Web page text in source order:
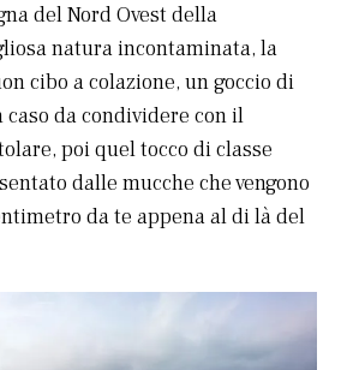
del Nord Ovest della
natura incontaminata, la
cibo a colazione, un goccio di
caso da condividere con il
poi quel tocco di classe
dalle mucche che vengono
da te appena al di là del